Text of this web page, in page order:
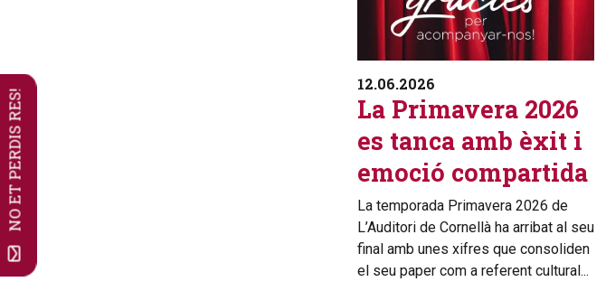
NO ET PERDIS RES!
12.06.2026
La Primavera 2026
es tanca amb èxit i
emoció compartida
La temporada Primavera 2026 de
L’Auditori de Cornellà ha arribat al seu
final amb unes xifres que consoliden
el seu paper com a referent cultural...